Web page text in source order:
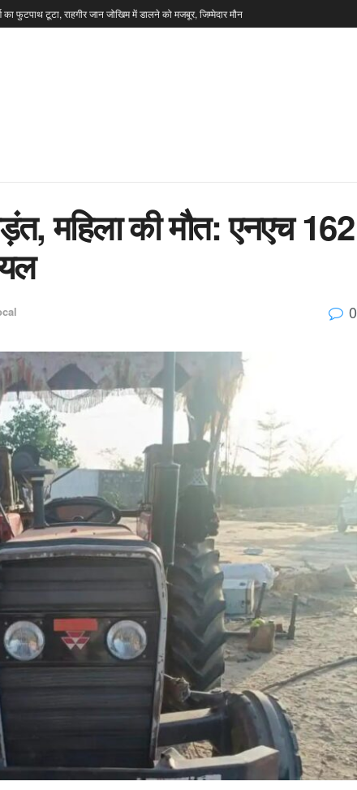
फुटपाथ टूटा, राहगीर जान जोखिम में डालने को मजबूर, जिम्मेदार मौन
महिला की मौत: एनएच 162
0